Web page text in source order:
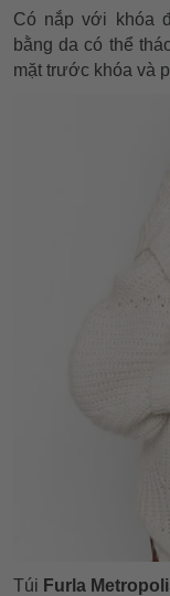
Có nắp với khóa
bằng da có thể
mặt trước khóa và
Túi Furla